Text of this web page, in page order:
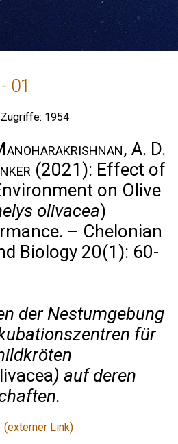
01
Zugriffe: 1954
A. D.
(2021): Effect of
on Olive
olivacea)
– Chelonian
Biology 20(1): 60-
der Nestumgebung
für
) auf deren
(externer Link)